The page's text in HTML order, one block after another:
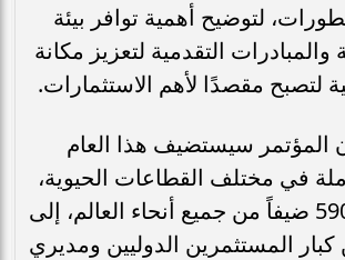
لتوضيح أهمية توافر بيئة
والمبادرات التقدمية لتعزيز مكانة
لتصبح مقصدًا لأهم الاستثمارات.
المؤتمر سيستضيف هذا العام
في مختلف القطاعات الحيوية،
بالإضافة إلى 590 ضيفاً من جميع أنحاء العالم، إلى
المستثمرين الدوليين ومديري